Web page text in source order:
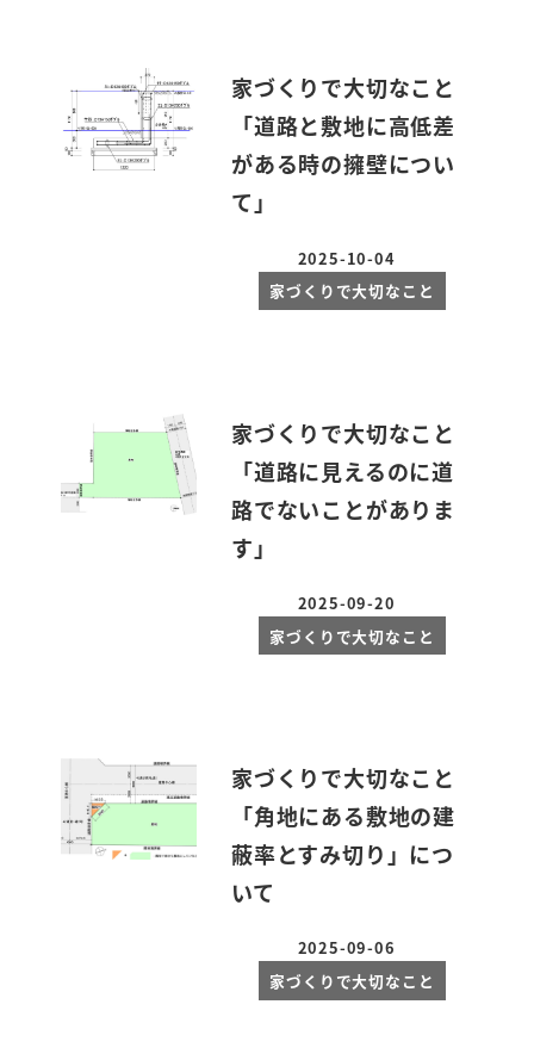
家づくりで大切なこと
「道路と敷地に高低差
がある時の擁壁につい
て」
投稿日
2025-10-04
家づくりで大切なこと
家づくりで大切なこと
「道路に見えるのに道
路でないことがありま
す」
投稿日
2025-09-20
家づくりで大切なこと
家づくりで大切なこと
「角地にある敷地の建
蔽率とすみ切り」につ
いて
投稿日
2025-09-06
家づくりで大切なこと